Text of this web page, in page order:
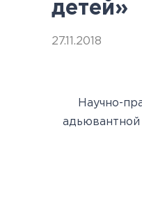
детей»
27.11.2018
Научно-
адьювантной